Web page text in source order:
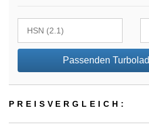
Passenden
PREIS­VER­GLEICH: